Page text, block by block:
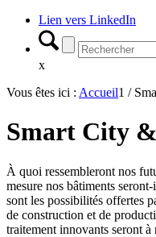
Lien vers LinkedIn
x
Vous êtes ici : Accueil1 /
Smart City &
À quoi ressembleront nos
mesure nos bâtiments
sont les possibilités offertes
de construction et de
traitement innovants seront